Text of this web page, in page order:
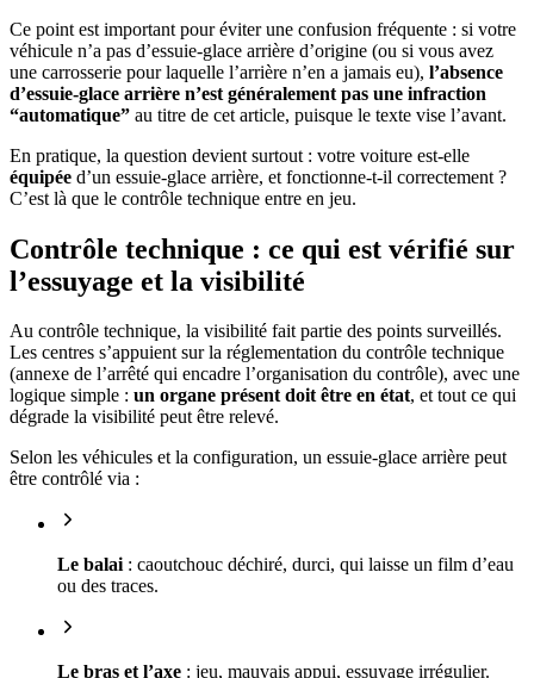
Ce point est important pour éviter une confusion fréquente : si votre
véhicule n’a pas d’essuie-glace arrière d’origine (ou si vous avez
une carrosserie pour laquelle l’arrière n’en a jamais eu), l’absence
d’essuie-glace arrière n’est généralement pas une infraction
“automatique” au titre de cet article, puisque le texte vise l’avant.
En pratique, la question devient surtout : votre voiture est-elle
équipée d’un essuie-glace arrière, et fonctionne-t-il correctement ?
C’est là que le contrôle technique entre en jeu.
Contrôle technique : ce qui est vérifié sur
l’essuyage et la visibilité
Au contrôle technique, la visibilité fait partie des points surveillés.
Les centres s’appuient sur la réglementation du contrôle technique
(annexe de l’arrêté qui encadre l’organisation du contrôle), avec une
logique simple : un organe présent doit être en état, et tout ce qui
dégrade la visibilité peut être relevé.
Selon les véhicules et la configuration, un essuie-glace arrière peut
être contrôlé via :
Le balai: caoutchouc déchiré, durci, qui laisse un film d’eau
ou des traces.
Le bras et l’axe : jeu, mauvais appui, essuyage irrégulier.